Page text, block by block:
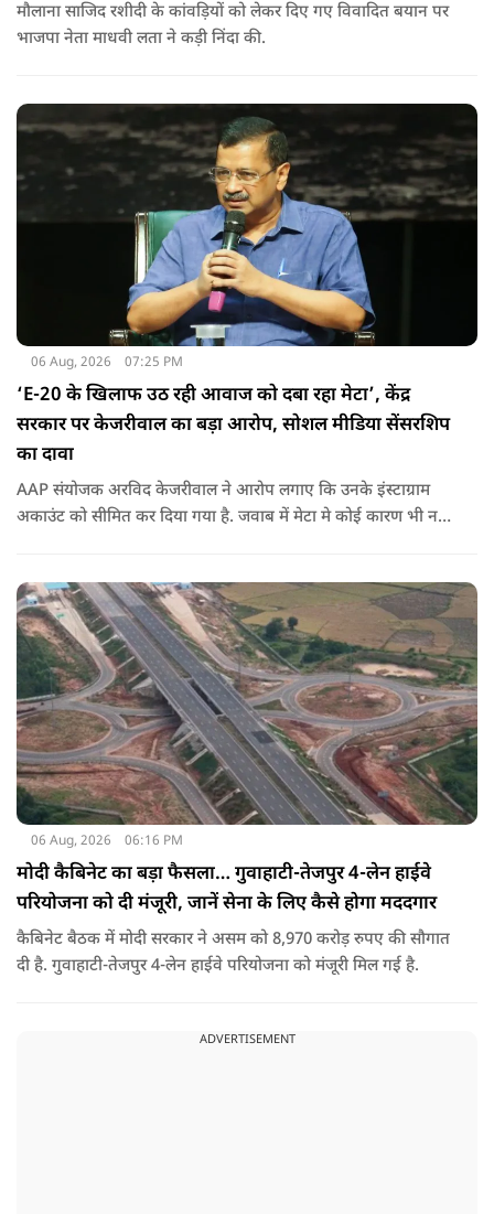
मौलाना साजिद रशीदी के कांवड़ियों को लेकर दिए गए विवादित बयान पर
भाजपा नेता माधवी लता ने कड़ी निंदा की.
06 Aug, 2026 07:25 PM
‘E-20 के खिलाफ उठ रही आवाज को दबा रहा मेटा’, केंद्र
सरकार पर केजरीवाल का बड़ा आरोप, सोशल मीडिया सेंसरशिप
का दावा
AAP संयोजक अरविद केजरीवाल ने आरोप लगाए कि उनके इंस्टाग्राम
अकाउंट को सीमित कर दिया गया है. जवाब में मेटा मे कोई कारण भी नहीं
06 Aug, 2026 06:16 PM
मोदी कैबिनेट का बड़ा फैसला… गुवाहाटी-तेजपुर 4-लेन हाईवे
परियोजना को दी मंजूरी, जानें सेना के लिए कैसे होगा मददगार
कैबिनेट बैठक में मोदी सरकार ने असम को 8,970 करोड़ रुपए की सौगात
दी है. गुवाहाटी-तेजपुर 4-लेन हाईवे परियोजना को मंजूरी मिल गई है.
ADVERTISEMENT